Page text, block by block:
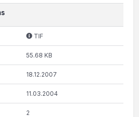
TIF
55.68 KB
18.12.2007
11.03.2004
2